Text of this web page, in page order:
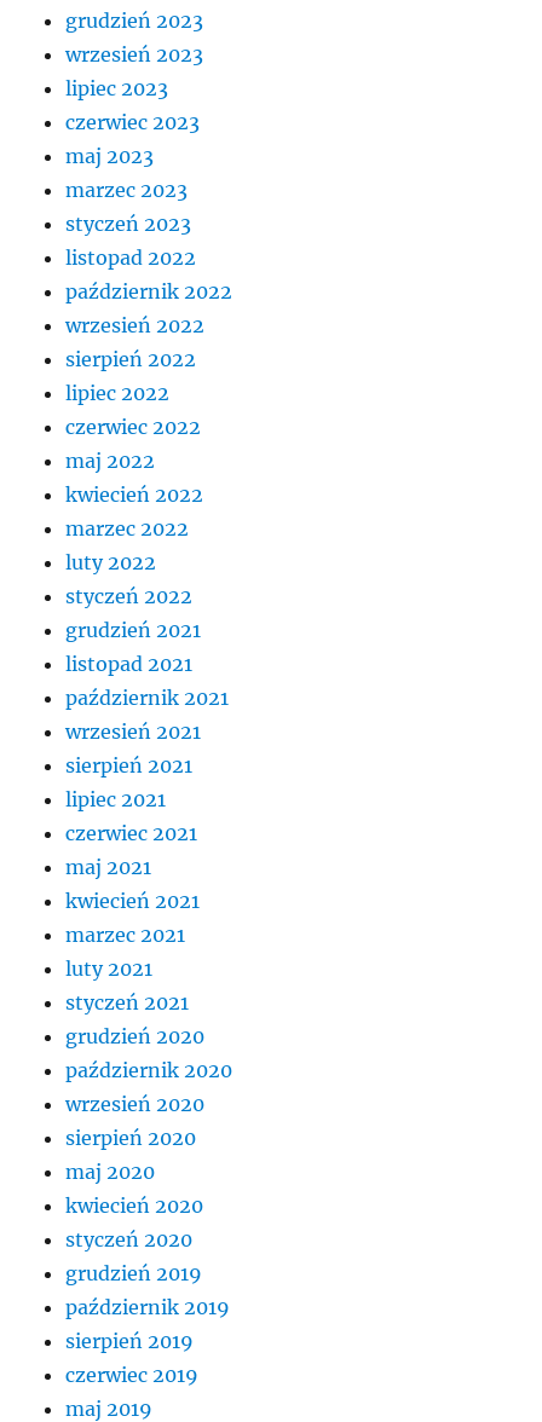
grudzień 2023
wrzesień 2023
lipiec 2023
czerwiec 2023
maj 2023
marzec 2023
styczeń 2023
listopad 2022
październik 2022
wrzesień 2022
sierpień 2022
lipiec 2022
czerwiec 2022
maj 2022
kwiecień 2022
marzec 2022
luty 2022
styczeń 2022
grudzień 2021
listopad 2021
październik 2021
wrzesień 2021
sierpień 2021
lipiec 2021
czerwiec 2021
maj 2021
kwiecień 2021
marzec 2021
luty 2021
styczeń 2021
grudzień 2020
październik 2020
wrzesień 2020
sierpień 2020
maj 2020
kwiecień 2020
styczeń 2020
grudzień 2019
październik 2019
sierpień 2019
czerwiec 2019
maj 2019